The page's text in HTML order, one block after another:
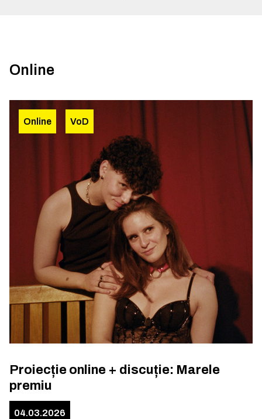
Online
Online VoD
Proiecție online + discuție: Marele
premiu
04.03.2026